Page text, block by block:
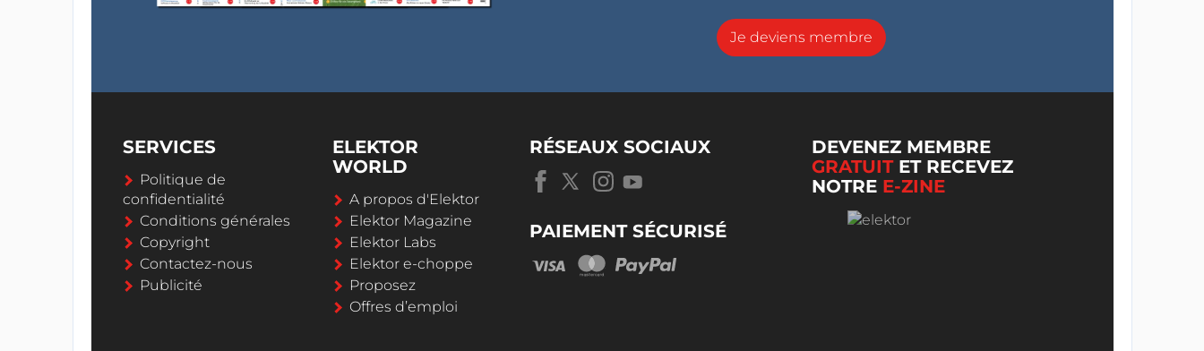
Je deviens membre
SERVICES
Politique de
confidentialité
Conditions générales
Copyright
Contactez-nous
Publicité
ELEKTOR
WORLD
A propos d'Elektor
Elektor Magazine
Elektor Labs
Elektor e-choppe
Proposez
Offres d’emploi
RÉSEAUX SOCIAUX
PAIEMENT SÉCURISÉ
DEVENEZ MEMBRE
GRATUITET RECEVEZ
NOTRE E-ZINE